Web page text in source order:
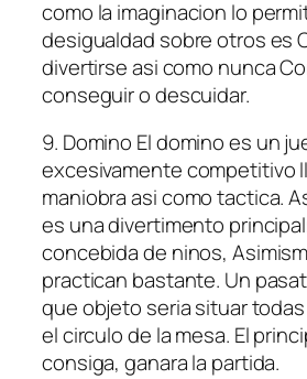
como la imaginacion lo
desigualdad sobre otros es
divertirse asi­ como nunca
conseguir o descuidar.
9. Domino El domino es un
excesivamente competitivo
maniobra asi­ como tactica.
es una divertimento
concebida de ninos,
practican bastante. Un
que objeto seri­a situar
el circulo de la mesa. El
consiga, ganara la partida.